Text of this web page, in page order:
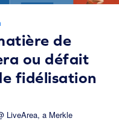
de
ou défait
fidélisation
LiveArea, a Merkle